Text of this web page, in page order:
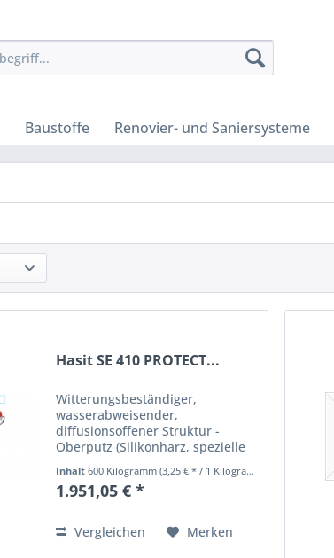
Baustoffe Renovier- und Saniersysteme
Hasit SE 410 PROTECT...
Witterungsbeständiger,
wasserabweisender,
diffusionsoffener Struktur -
Oberputz (Silikonharz, spezielle
Additive) mit Abperl- und
Selbstreinigungseffekt für außen
auf WDVS, Gewebespachtelungen
Hellbezugswert (HBW)...
Inhalt600 Kilogramm(3,25 € * / 1 Kilogramm)
1.951,05 € *
Vergleichen Merken